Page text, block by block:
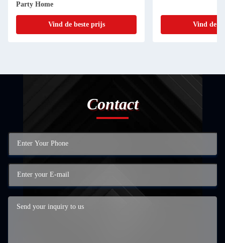
Party Home
Vind de beste prijs Vind de
Contact